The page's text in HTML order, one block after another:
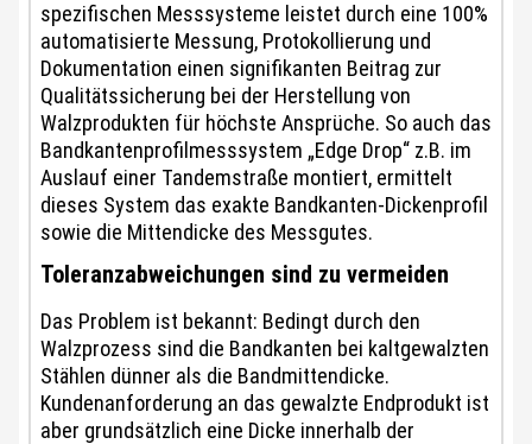
spezifischen Messsysteme leistet durch eine 100%
automatisierte Messung, Protokollierung und
Dokumentation einen signifikanten Beitrag zur
Qualitätssicherung bei der Herstellung von
Walzprodukten für höchste Ansprüche. So auch das
Bandkantenprofilmesssystem „Edge Drop“ z.B. im
Auslauf einer Tandemstraße montiert, ermittelt
dieses System das exakte Bandkanten-Dickenprofil
sowie die Mittendicke des Messgutes.
Toleranzabweichungen sind zu vermeiden
Das Problem ist bekannt: Bedingt durch den
Walzprozess sind die Bandkanten bei kaltgewalzten
Stählen dünner als die Bandmittendicke.
Kundenanforderung an das gewalzte Endprodukt ist
aber grundsätzlich eine Dicke innerhalb der